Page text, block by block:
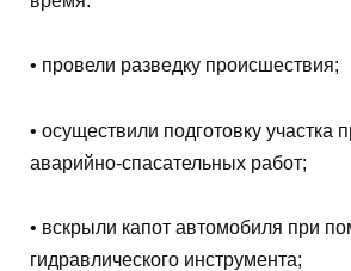
• провели разведку происшествия;
• осуществили подготовку участка
аварийно-спасательных работ;
• вскрыли капот автомобиля при
гидравлического инструмента;